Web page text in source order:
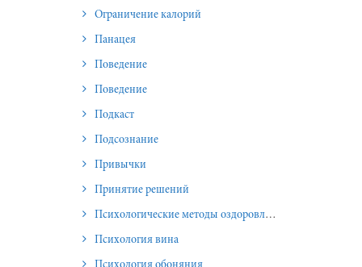
Ограничение калорий
Панацея
Поведение
Поведение
Подкаст
Подсознание
Привычки
Принятие решений
Психологические методы оздоровления и омоложения
Психология вина